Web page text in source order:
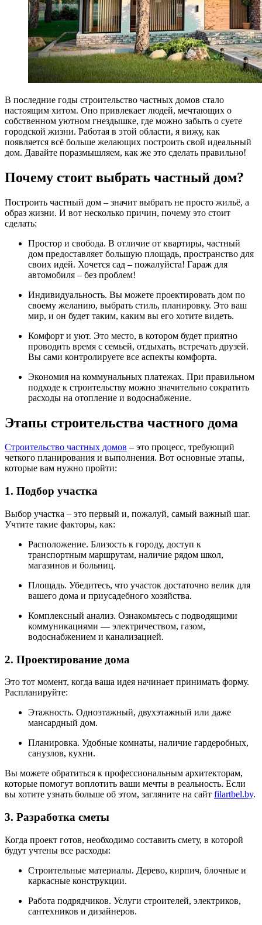
В последние годы строительство частных домов стало
настоящим хитом. Оно привлекает людей, мечтающих о
собственном уютном гнездышке, где можно забыть о суете
городской жизни. Работая в этой области, я вижу, как
появляется всё больше желающих построить свой идеальный
дом. Давайте поразмышляем, как же это сделать правильно!
Почему стоит выбрать частный дом?
Построить частный дом – значит выбрать не просто жильё, а
образ жизни. И вот несколько причин, почему это стоит
сделать:
Простор и свобода. В отличие от квартиры, частный
дом предоставляет большую площадь, пространство для
своих идей. Хочется сад – пожалуйста! Гараж для
автомобиля – без проблем!
Индивидуальность. Вы можете проектировать дом по
своему желанию, выбрать стиль, планировку. Это ваш
мир, и он будет таким, каким вы его хотите видеть.
Комфорт и уют. Это место, в котором будет приятно
проводить время с семьей, отдыхать, встречать друзей.
Вы сами контролируете все аспекты комфорта.
Экономия на коммунальных платежах. При правильном
подходе к строительству можно значительно сократить
расходы на отопление и водоснабжение.
Этапы строительства частного дома
Строительство частных домов – это процесс, требующий
четкого планирования и выполнения. Вот основные этапы,
которые вам нужно пройти:
1. Подбор участка
Выбор участка – это первый и, пожалуй, самый важный шаг.
Учтите такие факторы, как:
Расположение. Близость к городу, доступ к
транспортным маршрутам, наличие рядом школ,
магазинов и больниц.
Площадь. Убедитесь, что участок достаточно велик для
вашего дома и приусадебного хозяйства.
Комплексный анализ. Ознакомьтесь с подводящими
коммуникациями — электричеством, газом,
водоснабжением и канализацией.
2. Проектирование дома
Это тот момент, когда ваша идея начинает принимать форму.
Распланируйте:
Этажность. Одноэтажный, двухэтажный или даже
мансардный дом.
Планировка. Удобные комнаты, наличие гардеробных,
санузлов, кухни.
Вы можете обратиться к профессиональным архитекторам,
которые помогут воплотить ваши мечты в реальность. Если
вы хотите узнать больше об этом, загляните на сайт filartbel.by.
3. Разработка сметы
Когда проект готов, необходимо составить смету, в которой
будут учтены все расходы:
Строительные материалы. Дерево, кирпич, блочные и
каркасные конструкции.
Работа подрядчиков. Услуги строителей, электриков,
сантехников и дизайнеров.